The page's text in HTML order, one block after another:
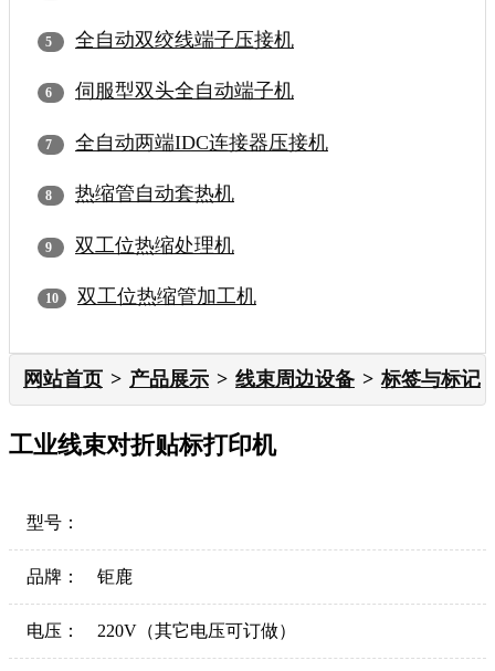
全自动双绞线端子压接机
伺服型双头全自动端子机
全自动两端IDC连接器压接机
热缩管自动套热机
双工位热缩处理机
双工位热缩管加工机
网站首页 产品展示 线束周边设备 标签与标记
工业线束对折贴标打印机
型号：
品牌： 钜鹿
电压： 220V（其它电压可订做）